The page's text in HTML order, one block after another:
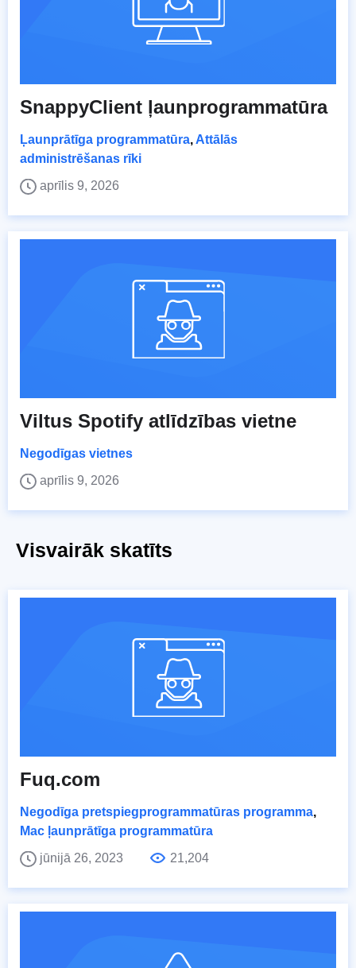
SnappyClient ļaunprogrammatūra
Ļaunprātīga programmatūra, Attālās
administrēšanas rīki
aprīlis 9, 2026
Viltus Spotify atlīdzības vietne
Negodīgas vietnes
aprīlis 9, 2026
Visvairāk skatīts
Fuq.com
Negodīga pretspiegprogrammatūras programma,
Mac ļaunprātīga programmatūra
jūnijā 26, 2023
21,204